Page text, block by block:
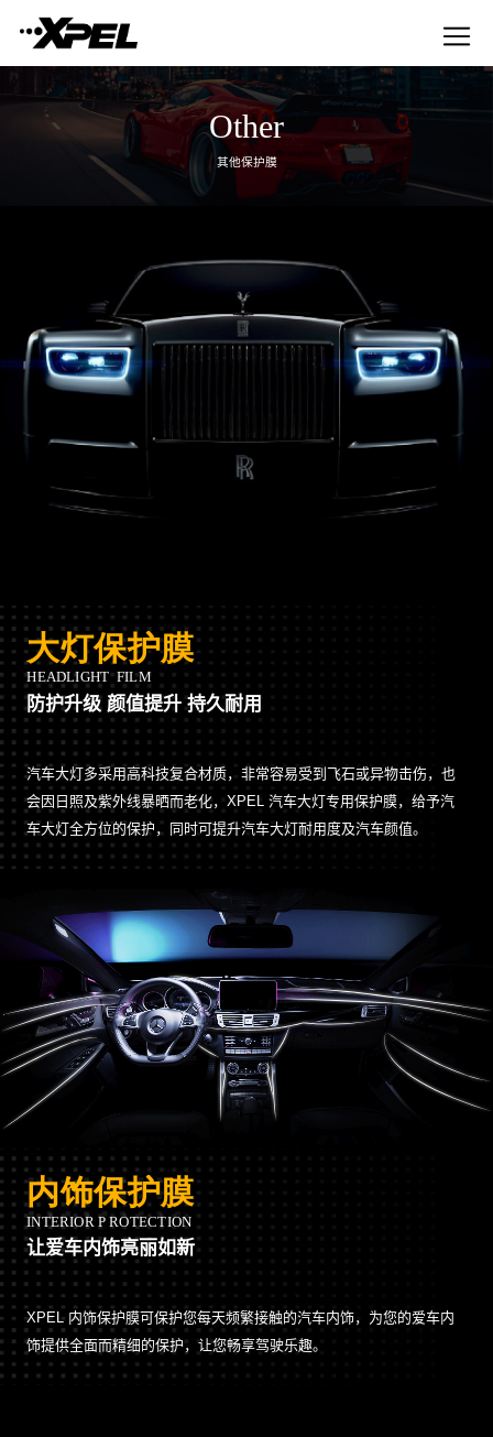
Other
其他保护膜
防护升级 颜值提升 持久耐用
汽车大灯多采用高科技复合材质，非常容易受到飞石或异物击伤，也
会因日照及紫外线暴晒而老化，XPEL 汽车大灯专用保护膜，给予汽
车大灯全方位的保护，同时可提升汽车大灯耐用度及汽车颜值。
让爱车内饰亮丽如新
XPEL 内饰保护膜可保护您每天频繁接触的汽车内饰，为您的爱车内
饰提供全面而精细的保护，让您畅享驾驶乐趣。